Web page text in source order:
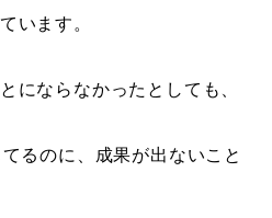
います。
にならなかったとしても、
るのに、成果が出ないこと